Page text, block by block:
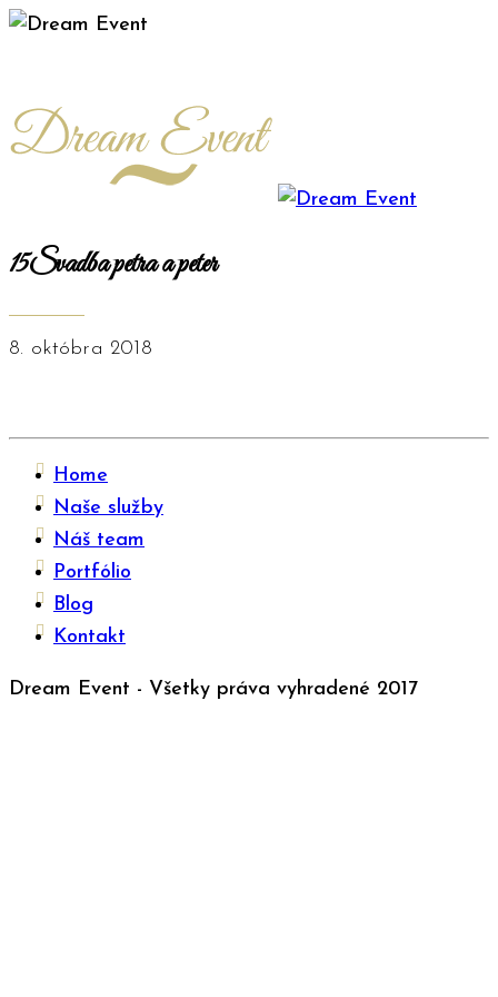
15Svadba petra a peter
8. októbra 2018
Home
Naše služby
Náš team
Portfólio
Blog
Kontakt
Dream Event - Všetky práva vyhradené 2017